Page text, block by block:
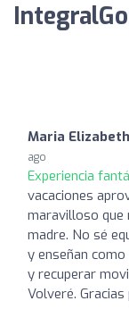
Maria
ago
Experiencia
vacaciones
maravilloso que
madre. No sé
y enseñan
y recuperar
Volveré.